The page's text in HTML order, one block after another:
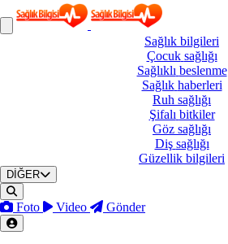
Sağlık bilgileri
Çocuk sağlığı
Sağlıklı beslenme
Sağlık haberleri
Ruh sağlığı
Şifalı bitkiler
Göz sağlığı
Diş sağlığı
Güzellik bilgileri
DİĞER
Foto Video Gönder